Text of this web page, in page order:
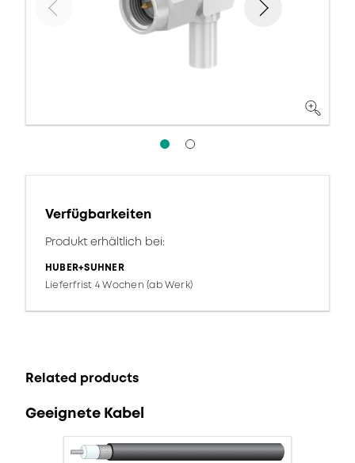
Verfügbarkeiten
Produkt erhältlich bei:
HUBER+SUHNER
Lieferfrist 4 Wochen (ab Werk)
Related products
Geeignete Kabel